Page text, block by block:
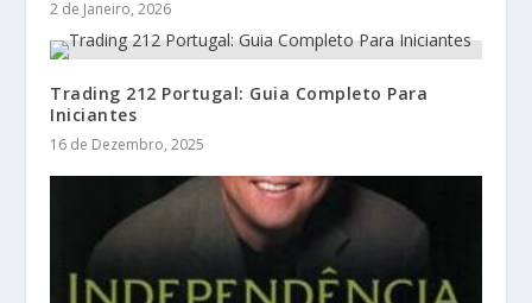
2 de Janeiro, 2026
Trading 212 Portugal: Guia Completo Para
Iniciantes
16 de Dezembro, 2025